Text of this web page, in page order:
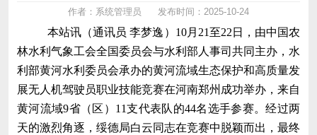
作者：系统管理员 发布时间：2025-10-24
本站讯（通讯员 李梦逸 ） 10月21至22日，由中国农
林水利气象工会全国委员会与水利部人事司共同主办，水
利部黄河水利委员会承办的黄河流域生态保护和高质量发
展无人机驾驶员职业技能竞赛在河南郑州成功举办，来自
黄河流域9省（区）11支代表队的44名选手参赛。经过两
天的激烈角逐，绥德局白云同志在竞赛中脱颖而出，最终